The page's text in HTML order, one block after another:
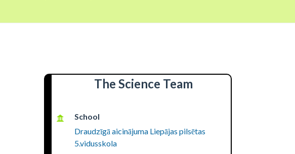
The Science Team
School
Draudzīgā aicinājuma Liepājas pilsētas
5.vidusskola